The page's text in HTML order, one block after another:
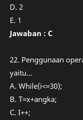
D. 2
E. 1
Jawaban : C
22. Penggunaan
yaitu...
A. While(i<=30);
B. T=x+angka;
C. I++;